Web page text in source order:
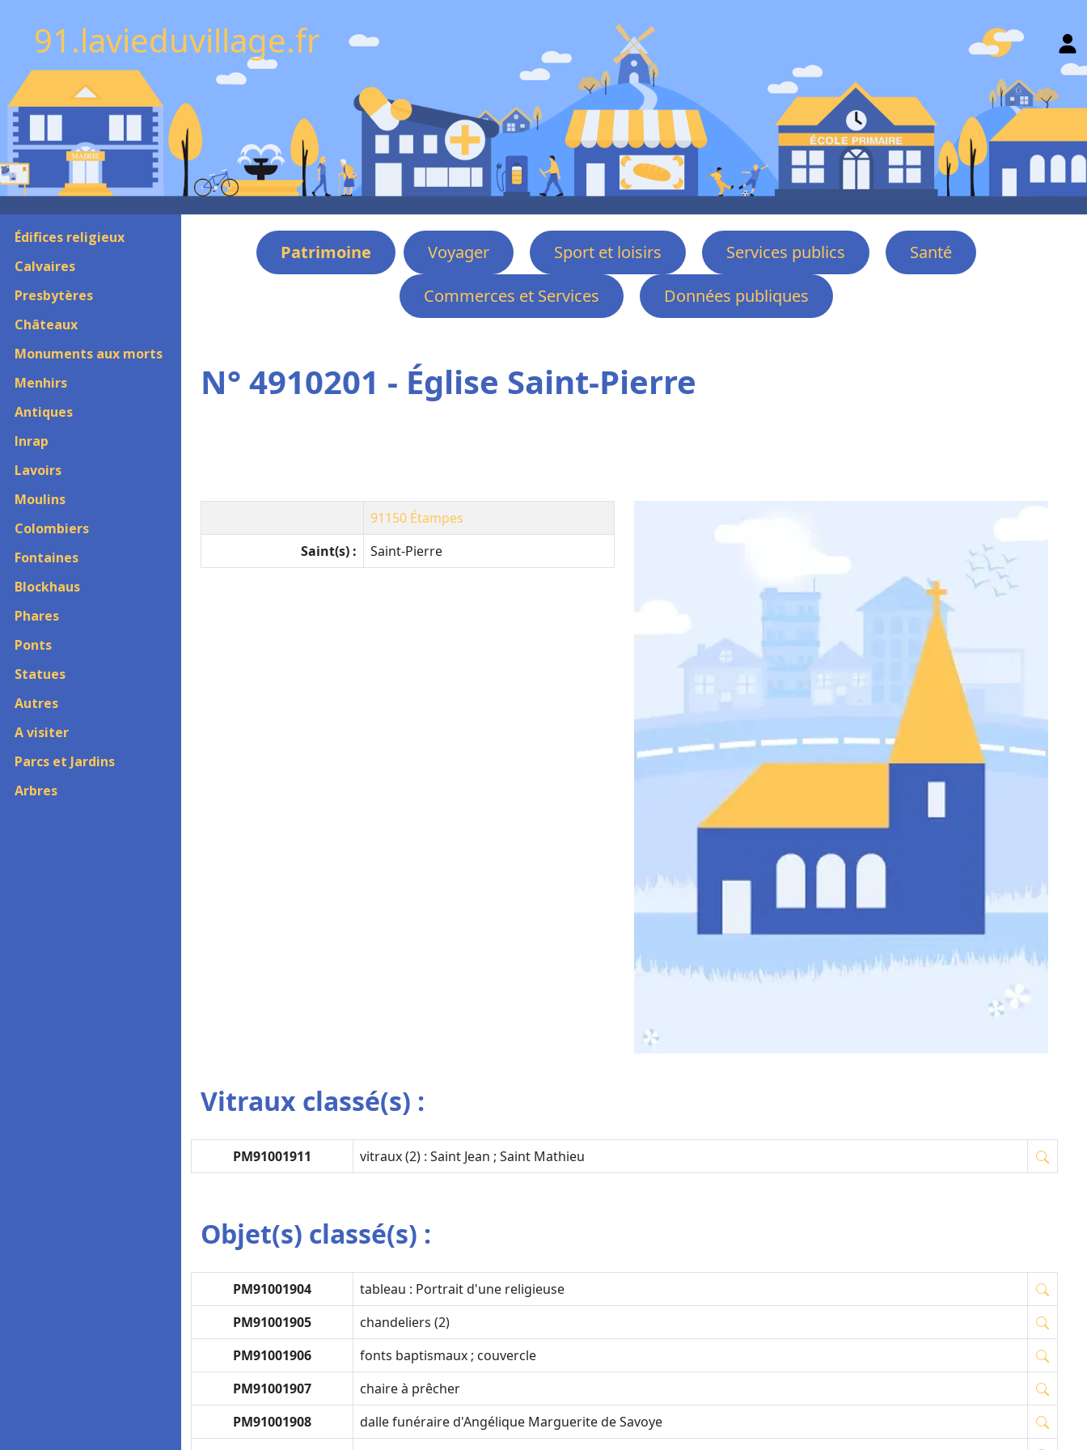
91.lavieduvillage.fr
Édifices religieux
Calvaires
Presbytères
Châteaux
Monuments aux morts
Menhirs
Antiques
Inrap
Lavoirs
Moulins
Colombiers
Fontaines
Blockhaus
Phares
Ponts
Statues
Autres
A visiter
Parcs et Jardins
Arbres
Patrimoine Voyager Sport et loisirs Services publics
Santé
Commerces et Services
Données publiques
N° 4910201 - Église Saint-Pierre
91150 Étampes
Saint(s) :
Saint-Pierre
Vitraux classé(s) :
PM91001911 vitraux (2) : Saint Jean ; Saint Mathieu
Objet(s) classé(s) :
PM91001904
tableau : Portrait d'une religieuse
PM91001905
chandeliers (2)
PM91001906
fonts baptismaux ; couvercle
PM91001907
chaire à prêcher
PM91001908
dalle funéraire d'Angélique Marguerite de Savoye